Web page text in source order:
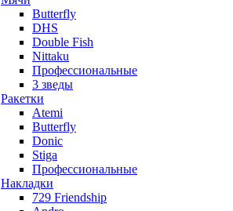
Butterfly
DHS
Double Fish
Nittaku
Профессиональные
3 зведы
Ракетки
Atemi
Butterfly
Donic
Stiga
Профессиональные
Накладки
729 Friendship